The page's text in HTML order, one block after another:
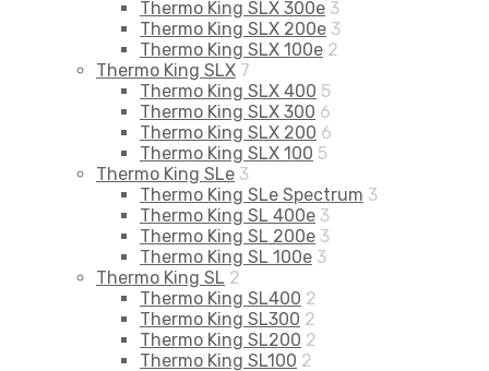
Thermo King SLX 300e 3
Thermo King SLX 200e 3
Thermo King SLX 100e 2
Thermo King SLX 7
Thermo King SLX 400 5
Thermo King SLX 300 6
Thermo King SLX 200 6
Thermo King SLX 100 5
Thermo King SLe 3
Thermo King SLe Spectrum 3
Thermo King SL 400e 3
Thermo King SL 200e 3
Thermo King SL 100e 3
Thermo King SL 2
Thermo King SL400 2
Thermo King SL300 2
Thermo King SL200 2
Thermo King SL100 2